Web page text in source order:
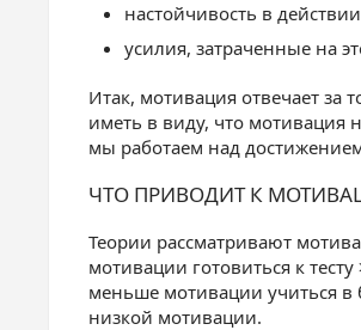
настойчивость в
усилия, затраченные на
Итак, мотивация отвечает за
иметь в виду, что мотивация
мы работаем над
ЧТО ПРИВОДИТ К
Теории рассматривают
мотивации готовиться к
меньше мотивации учиться в
низкой мотивации.